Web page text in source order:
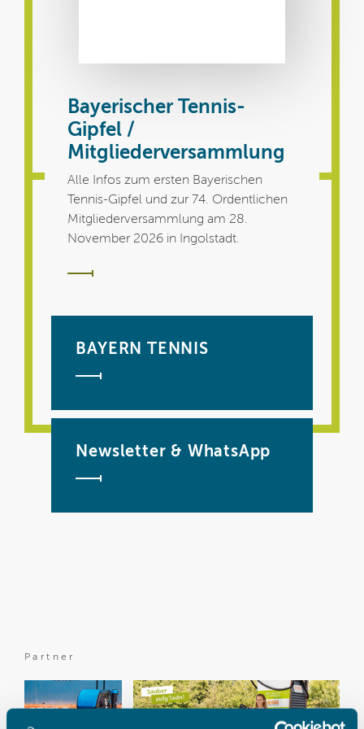
Bayerischer Tennis-
Gipfel /
Mitgliederversammlung
Alle Infos zum ersten Bayerischen
Tennis-Gipfel und zur 74. Ordentlichen
Mitgliederversammlung am 28.
November 2026 in Ingolstadt.
BAYERN TENNIS
Newsletter & WhatsApp
Partner